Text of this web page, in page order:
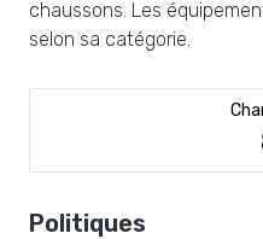
chaussons. Les
selon sa catégorie.
Politiques